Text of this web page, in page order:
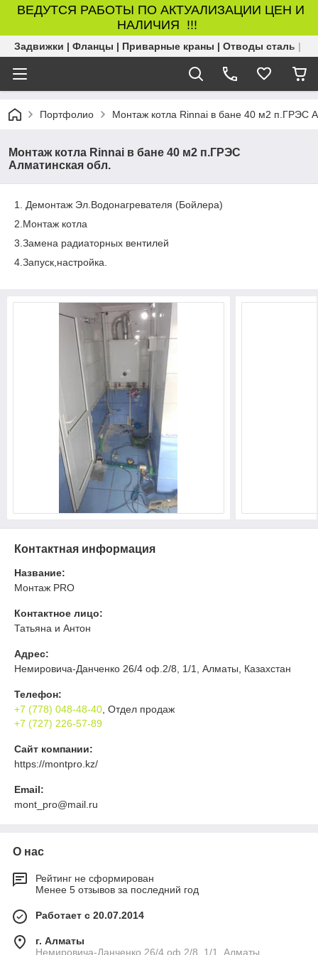
ВЕДУТСЯ РАБОТЫ ПО АКТУАЛИЗАЦИИ ЦЕН И
НАЛИЧИЯ !!!
Задвижки | Фланцы | Приварные краны | Отводы сталь |
Портфолио Монтаж котла Rinnai в бане 40 м2 п.ГРЭС
Монтаж котла Rinnai в бане 40 м2 п.ГРЭС
Алматинская обл.
1. Демонтаж Эл.Водонагревателя (Бойлера)
2.Монтаж котла
3.Замена радиаторных вентилей
4.Запуск,настройка.
Контактная информация
Название:
Монтаж PRO
Контактное лицо:
Татьяна и Антон
Адрес:
Немировича-Данченко 26/4 оф.2/8, 1/1, Алматы, Казахстан
Телефон:
+7 (778) 048-48-40 , Отдел продаж
+7 (727) 226-57-89
Сайт компании:
https://montpro.kz/
Email:
mont_pro@mail.ru
О нас
Рейтинг не сформирован
Менее 5 отзывов за последний год
Работает с 20.07.2014
г. Алматы
Немировича-Данченко 26/4 оф.2/8, 1/1, Алматы,